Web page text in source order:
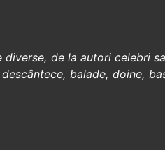
de la autori celebri
, balade, doine,